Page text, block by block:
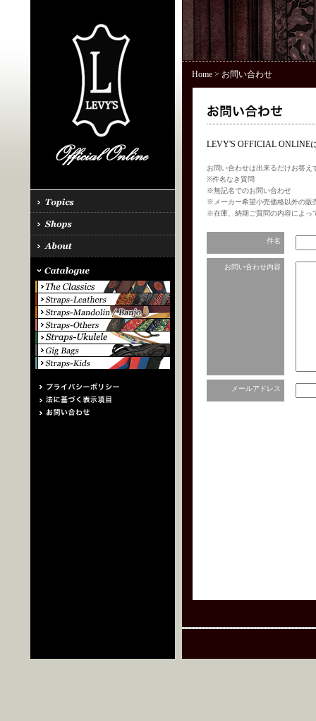
Home> お問い合わせ
LEVY'S OFFICIAL ONLINE
お問い合わせは出来るだけお答
※件名なき質問
※無記名でのお問い合わせ
※メーカー希望小売価格以外の販
※在庫、納期ご質問の内容によっ
件名
お問い合わせ内容
メールアドレス